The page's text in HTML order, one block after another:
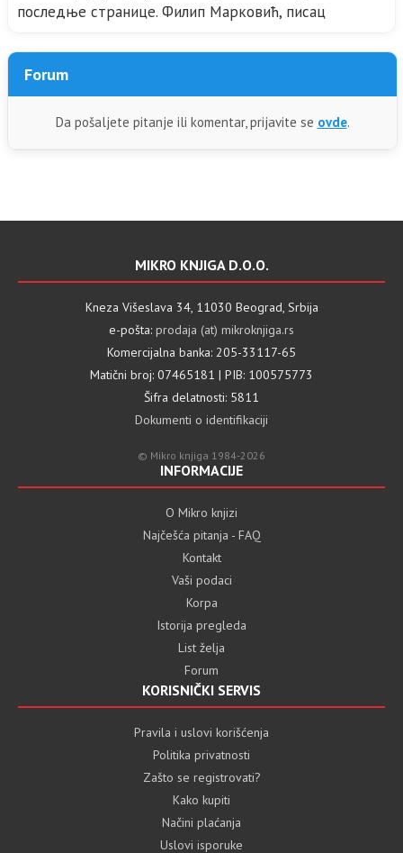
последње странице. Филип Марковић, писац
Forum
Da pošaljete pitanje ili komentar, prijavite se ovde.
MIKRO KNJIGA D.O.O.
Kneza Višeslava 34, 11030 Beograd, Srbija
e-pošta: prodaja (at) mikroknjiga.rs
Komercijalna banka: 205-33117-65
Matični broj: 07465181 | PIB: 100575773
Šifra delatnosti: 5811
Dokumenti o identifikaciji
© Mikro knjiga 1984-2026
INFORMACIJE
O Mikro knjizi
Najčešća pitanja - FAQ
Kontakt
Vaši podaci
Korpa
Istorija pregleda
List želja
Forum
KORISNIČKI SERVIS
Pravila i uslovi korišćenja
Politika privatnosti
Zašto se registrovati?
Kako kupiti
Načini plaćanja
Uslovi isporuke